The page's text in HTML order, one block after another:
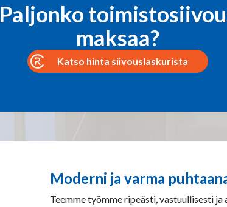
Paljonko
maksaa?
Katso hinta siivouslaskurista
Moderni ja varma
Teemme työmme ripeästi, vastuullisesti